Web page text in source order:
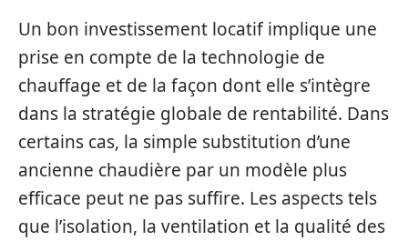
Un bon investissement locatif implique une
prise en compte de la technologie de
chauffage et de la façon dont elle s’intègre
dans la stratégie globale de rentabilité. Dans
certains cas, la simple substitution d’une
ancienne chaudière par un modèle plus
efficace peut ne pas suffire. Les aspects tels
que l’isolation, la ventilation et la qualité des